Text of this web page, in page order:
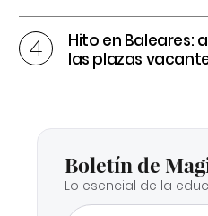
Hito en Baleares:
las plazas
Boletín de
Lo esencial de la